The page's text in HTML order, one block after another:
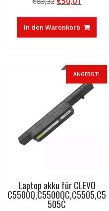
von 5
war:
€83,32
ist:
€50,01.
In den Warenkorb
ANGEBOT!
Laptop akku für CLEVO
C5500Q,C5500QC,C5505,C5
505C